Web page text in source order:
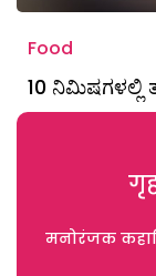
Food
10 ನಿಮಿಷಗಳಲ್ಲಿ
मनोरंजक